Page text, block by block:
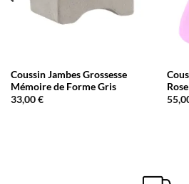
Coussin Jambes Grossesse
Mémoire de Forme Gris
33,00€
Rose